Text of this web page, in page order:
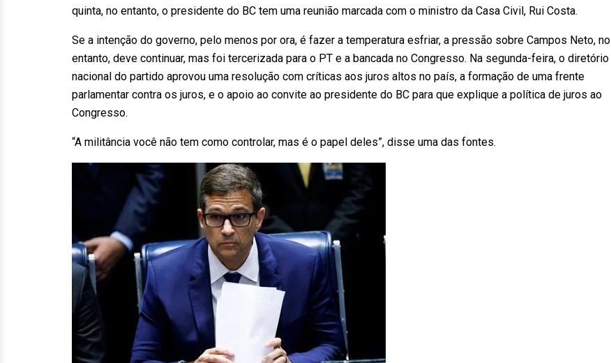
quinta, no entanto, o presidente do BC tem uma reunião marcada com o ministro da Casa Civil, Rui Costa.
Se a intenção do governo, pelo menos por ora, é fazer a temperatura esfriar, a pressão sobre Campos Neto, no
entanto, deve continuar, mas foi tercerizada para o PT e a bancada no Congresso. Na segunda-feira, o diretório
nacional do partido aprovou uma resolução com críticas aos juros altos no país, a formação de uma frente
parlamentar contra os juros, e o apoio ao convite ao presidente do BC para que explique a política de juros ao
Congresso.
“A militância você não tem como controlar, mas é o papel deles”, disse uma das fontes.